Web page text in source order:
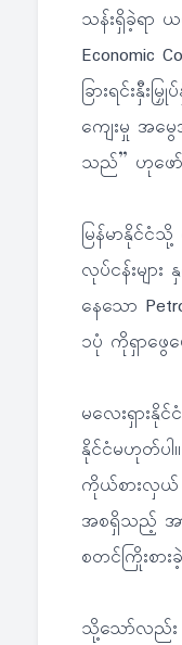
သန်းရှိခဲ့ရာ
Economic
ခြားရင်းနှီ
ကျေးမှု အမွ
သည်” ဟုဖော်
မြန်မာနိုင်ငံ
လုပ်ငန်းမျာ
နေသော
၁ပုံ ကိုရှာဖွေ
မလေးရှားနို
နိုင်ငံမဟုတ်ပါ
ကိုယ်စားလှယ်
အစရှိသည့် အာ
စတင်ကြိုးစာ
သို့သော်လည်း